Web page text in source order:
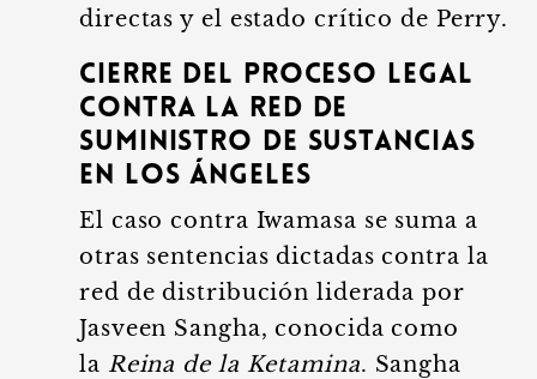
directas y el estado crítico de Perry.
Cierre del proceso legal
contra la red de
suministro de sustancias
en Los Ángeles
El caso contra Iwamasa se suma a
otras sentencias dictadas contra la
red de distribución liderada por
Jasveen Sangha, conocida como
la Reina de la Ketamina. Sangha